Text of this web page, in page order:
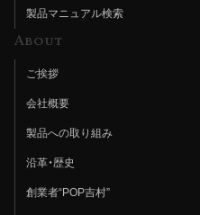
製品マニュアル検索
About
ご挨拶
会社概要
製品への取り組み
沿革・歴史
創業者“POP吉村”